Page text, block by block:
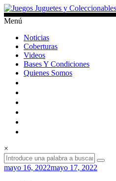
Saltar
al
contenido
Juguetes
Coleccionables
Noticias
para
coleccionistas.
Menú
Noticias
Coberturas
Videos
Bases Y Condiciones
Quienes Somos
×
mayo 16, 2022mayo 17, 2022